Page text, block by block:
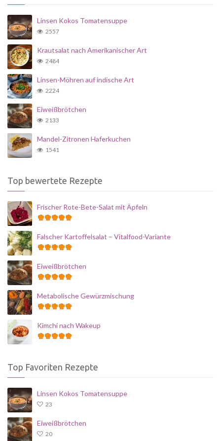
Linsen Kokos Tomatensuppe
2557
Krautsalat nach Amerikanischer Art
2484
Linsen-Möhren auf indische Art
2224
Eiweißbrötchen
2133
Mandel-Zitronen Haferkuchen
1541
Top bewertete Rezepte
Frischer Rote-Bete-Salat mit Äpfeln
Falscher Kartoffelsalat – Vitalfood-Variante
Eiweißbrötchen
Metabolische Gewürzmischung
Kimchi nach Wakeup
Top Favoriten Rezepte
Linsen Kokos Tomatensuppe
23
Eiweißbrötchen
20